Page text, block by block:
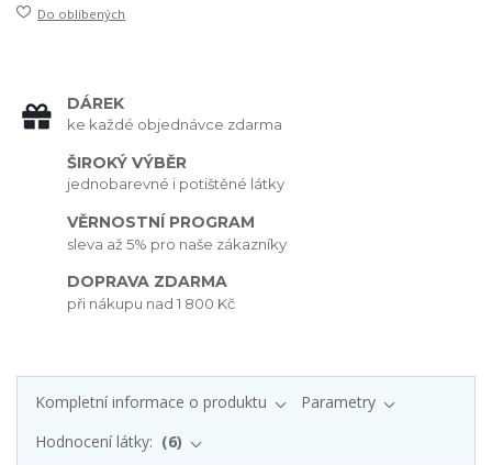
Do oblíbených
DÁREK
ke každé objednávce zdarma
ŠIROKÝ VÝBĚR
jednobarevné i potištěné látky
VĚRNOSTNÍ PROGRAM
sleva až 5% pro naše zákazníky
DOPRAVA ZDARMA
při nákupu nad 1 800 Kč
Kompletní informace o produktu
Parametry
Hodnocení látky:
6